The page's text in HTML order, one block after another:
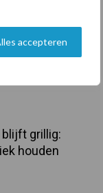
accepteren
nieuws
grillig:
houden